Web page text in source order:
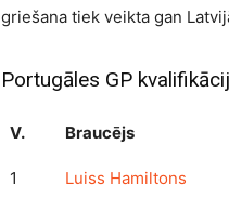
griešana tiek veikta gan
Portugāles GP
V. Braucējs
1 Luiss Hamiltons